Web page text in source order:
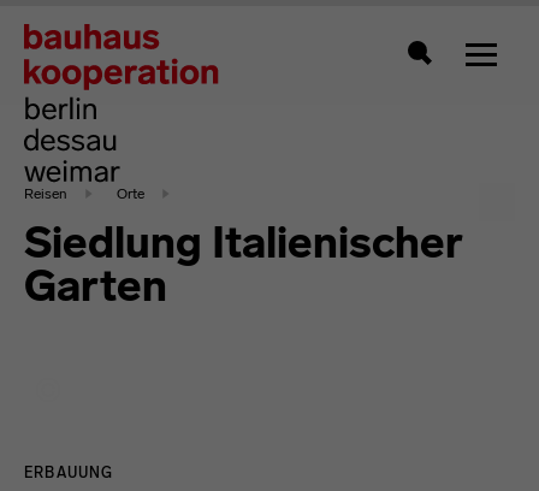
Zeigt
Reisen Orte
Siedlung Italienischer
Garten
ERBAUUNG